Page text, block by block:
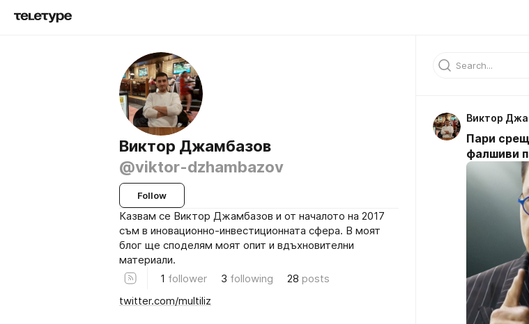
Виктор Джамбазов
@viktor-dzhambazov
Follow
Казвам се Виктор Джамбазов и от началото на 2017
съм в иновационно-инвестиционната сфера. В моят
блог ще споделям моят опит и вдъхновителни
материали.
1 follower 3 following 28 posts
twitter.com/multiliz
Виктор
Пари
фалшиви